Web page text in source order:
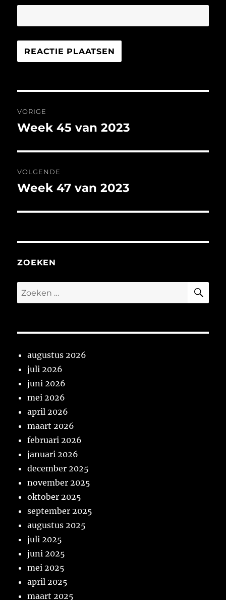
navigatie
VORIGE
Vorig
Week 45 van 2023
VOLGENDE
Volgend
Week 47 van 2023
ZOEKEN
Zoeken
naar:
augustus 2026
juli 2026
juni 2026
mei 2026
april 2026
maart 2026
februari 2026
januari 2026
december 2025
november 2025
oktober 2025
september 2025
augustus 2025
juli 2025
juni 2025
mei 2025
april 2025
maart 2025